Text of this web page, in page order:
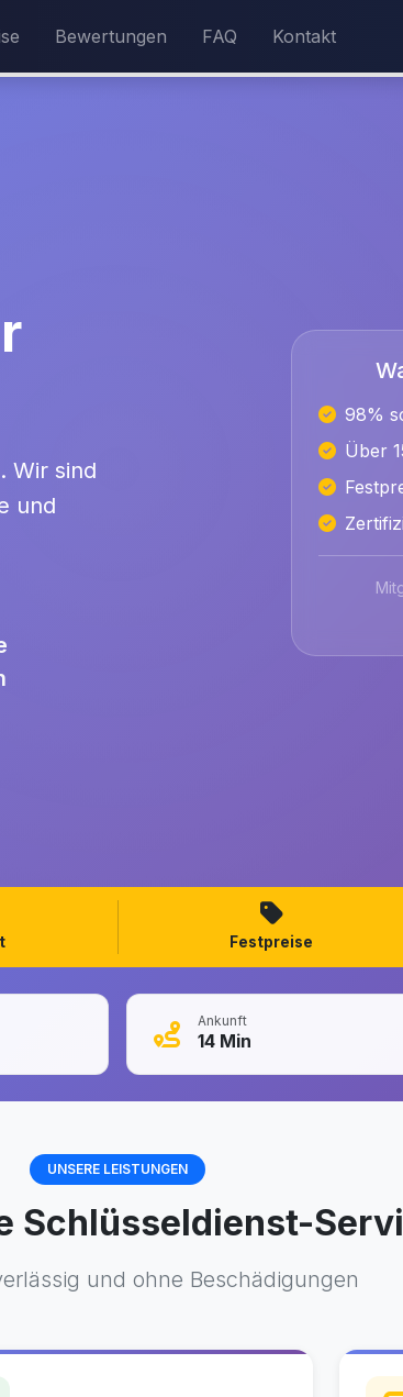
Bewertungen FAQ Kontakt
Wir sind
und
98%
Über
Festpreise
Ankunft
14 Min
UNSERE LEISTUNGEN
Schlüsseldienst-
und ohne Beschädigungen